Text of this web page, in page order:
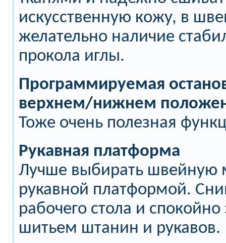
искусственную кожу, в
желательно наличие
прокола иглы.
Программируемая
верхнем/нижнем
Тоже очень полезная
Рукавная платформа
Лучше выбирать швейную
рукавной платформой.
рабочего стола и
шитьем штанин и рукавов.